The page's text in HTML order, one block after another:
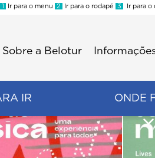
1 Ir para o menu 2 Ir para o rodapé 3 Ir para o
Sobre a Belotur
IR ONDE